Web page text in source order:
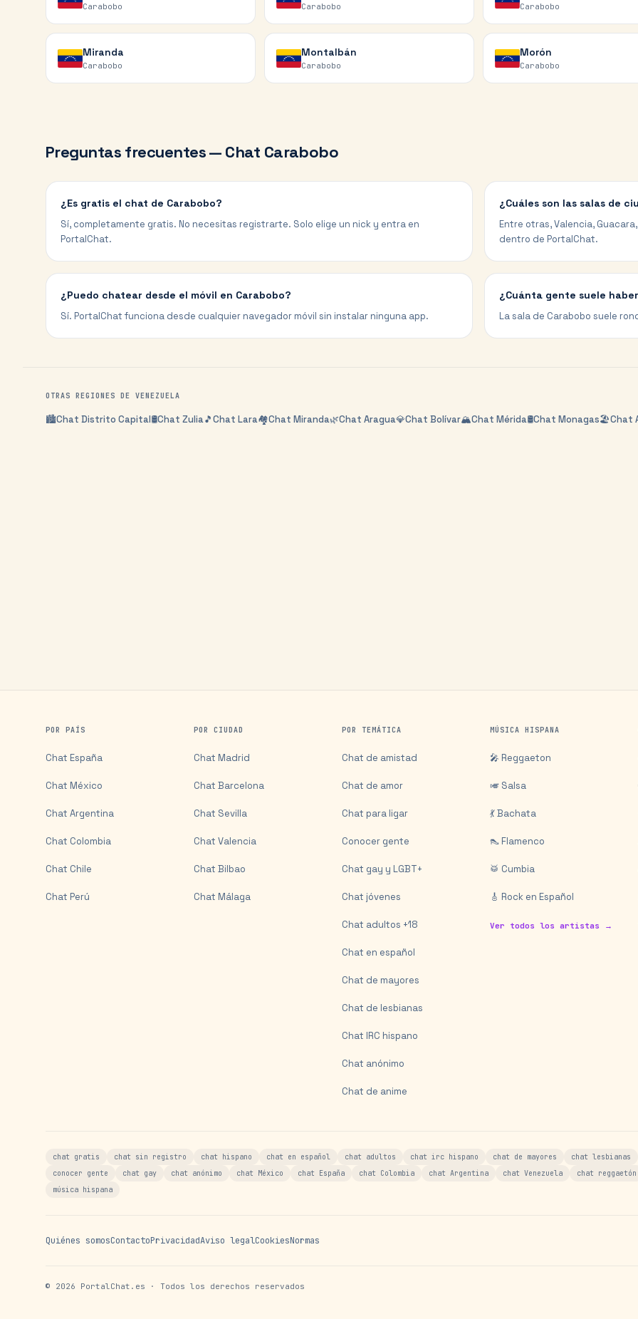
Carabobo Carabobo Carabobo
Miranda
Carabobo
Montalbán
Carabobo
Morón
Carabobo
Preguntas frecuentes — Chat Carabobo
¿Es gratis el chat de Carabobo?
Sí, completamente gratis. No necesitas registrarte. Solo elige un nick y entra en
PortalChat.
¿Cuáles son las salas de
Entre otras, Valencia,
dentro de PortalChat.
¿Puedo chatear desde el móvil en Carabobo?
Sí. PortalChat funciona desde cualquier navegador móvil sin instalar ninguna app.
¿Cuánta gente suele
La sala de Carabobo suele
OTRAS REGIONES DE VENEZUELA
🏙️Chat Distrito Capital🛢️Chat Zulia🎵Chat Lara🏘️Chat Miranda🌿Chat Aragua💎Chat Bolívar🏔️Chat Mérida🛢️Chat Monagas🏖️Chat
POR PAÍS
Chat España
Chat México
Chat Argentina
Chat Colombia
Chat Chile
Chat Perú
POR CIUDAD
Chat Madrid
Chat Barcelona
Chat Sevilla
Chat Valencia
Chat Bilbao
Chat Málaga
POR TEMÁTICA
Chat de amistad
Chat de amor
Chat para ligar
Conocer gente
Chat gay y LGBT+
Chat jóvenes
Chat adultos +18
Chat en español
Chat de mayores
Chat de lesbianas
Chat IRC hispano
Chat anónimo
Chat de anime
MÚSICA HISPANA
🎤 Reggaeton
🎺 Salsa
💃 Bachata
👠 Flamenco
🥁 Cumbia
🎸 Rock en Español
Ver todos los artistas →
chat gratis chat sin registro chat hispano chat en español chat adultos chat irc hispano chat de mayores chat lesbianas
conocer gente
chat gay chat anónimo chat México chat España chat Colombia chat Argentina chat Venezuela chat reggaetón
música hispana
Quiénes somosContactoPrivacidadAviso legalCookiesNormas
© 2026 PortalChat.es · Todos los derechos reservados